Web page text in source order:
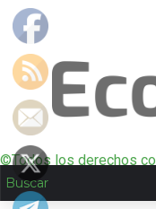
©Todos los derechos